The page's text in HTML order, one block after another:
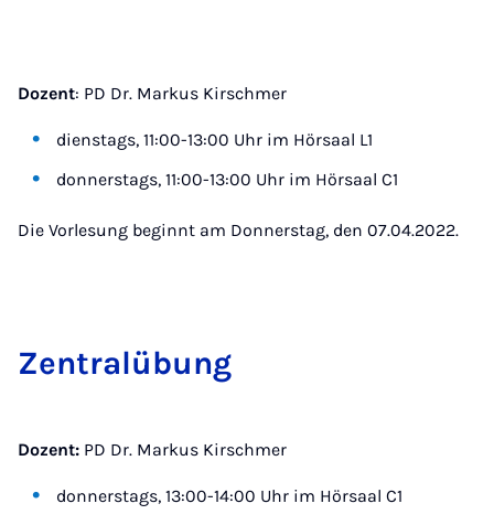
Dozent: PD Dr. Markus Kirschmer
dienstags, 11:00-13:00 Uhr im Hörsaal L1
donnerstags, 11:00-13:00 Uhr im Hörsaal C1
Die Vorlesung beginnt am Donnerstag, den 07.04.2022.
Zen­tra­l­übung
Dozent: PD Dr. Markus Kirschmer
donnerstags, 13:00-14:00 Uhr im Hörsaal C1